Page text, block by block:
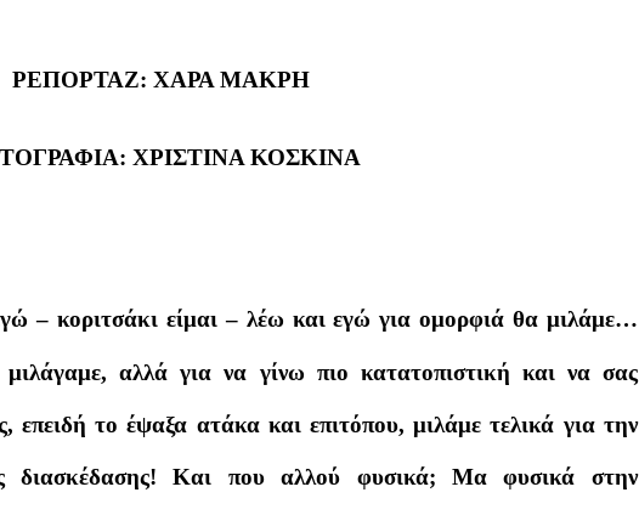
ΡΕΠΟΡΤΑΖ: ΧΑΡΑ ΜΑΚΡΗ
ΧΡΙΣΤΙΝΑ ΚΟΣΚΙΝΑ
– κοριτσάκι είμαι – λέω και εγώ για ομορφιά θα μιλάμε…
αλλά για να γίνω πιο κατατοπιστική και να σας
επειδή το έψαξα ατάκα και επιτόπου, μιλάμε τελικά για την
διασκέδασης! Και που αλλού φυσικά; Μα φυσικά στην